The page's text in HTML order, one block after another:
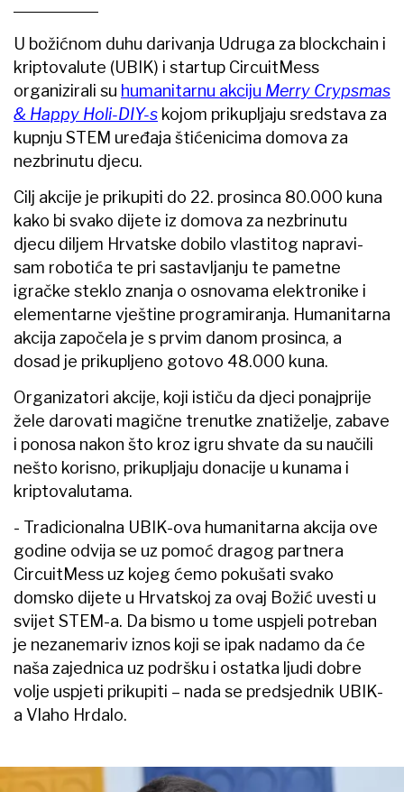
U božićnom duhu darivanja Udruga za blockchain i
kriptovalute (UBIK) i startup CircuitMess
organizirali su humanitarnu akciju Merry Crypsmas
& Happy Holi-DIY-s kojom prikupljaju sredstava za
kupnju STEM uređaja štićenicima domova za
nezbrinutu djecu.
Cilj akcije je prikupiti do 22. prosinca 80.000 kuna
kako bi svako dijete iz domova za nezbrinutu
djecu diljem Hrvatske dobilo vlastitog napravi-
sam robotića te pri sastavljanju te pametne
igračke steklo znanja o osnovama elektronike i
elementarne vještine programiranja. Humanitarna
akcija započela je s prvim danom prosinca, a
dosad je prikupljeno gotovo 48.000 kuna.
Organizatori akcije, koji ističu da djeci ponajprije
žele darovati magične trenutke znatiželje, zabave
i ponosa nakon što kroz igru shvate da su naučili
nešto korisno, prikupljaju donacije u kunama i
kriptovalutama.
- Tradicionalna UBIK-ova humanitarna akcija ove
godine odvija se uz pomoć dragog partnera
CircuitMess uz kojeg ćemo pokušati svako
domsko dijete u Hrvatskoj za ovaj Božić uvesti u
svijet STEM-a. Da bismo u tome uspjeli potreban
je nezanemariv iznos koji se ipak nadamo da će
naša zajednica uz podršku i ostatka ljudi dobre
volje uspjeti prikupiti – nada se predsjednik UBIK-
a Vlaho Hrdalo.